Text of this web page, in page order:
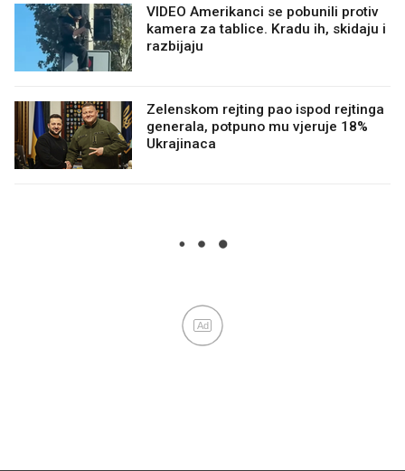
VIDEO Amerikanci se pobunili protiv
kamera za tablice. Kradu ih, skidaju i
razbijaju
Zelenskom rejting pao ispod rejtinga
generala, potpuno mu vjeruje 18%
Ukrajinaca
Ad